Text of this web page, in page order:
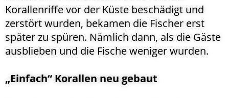
Korallenriffe vor der Küste beschädigt und
zerstört wurden, bekamen die Fischer erst
später zu spüren. Nämlich dann, als die Gäste
ausblieben und die Fische weniger wurden.
„Einfach“ Korallen neu gebaut